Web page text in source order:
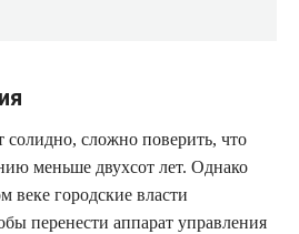
солидно, сложно поверить, что
меньше двухсот лет. Однако
веке городские власти
перенести аппарат управления